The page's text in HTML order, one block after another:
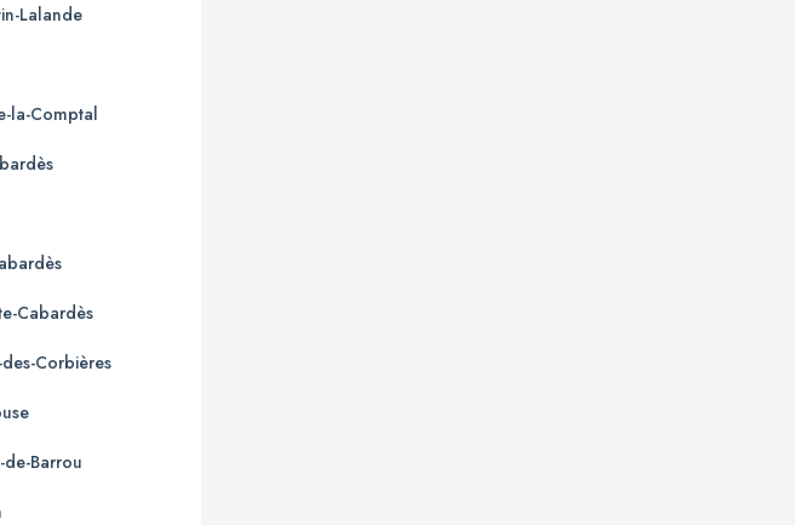
Lalande
la-Comptal
Cabardès
Corbières
de-Barrou